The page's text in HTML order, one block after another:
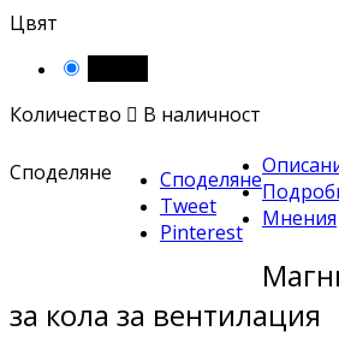
Цвят
Количество  В наличност
Споделяне
Споделяне
Tweet
Pinterest
Мнения
за кола за вентилация